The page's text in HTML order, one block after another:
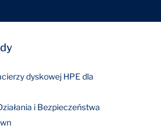
dyskowej HPE dla
i Bezpieczeństwa